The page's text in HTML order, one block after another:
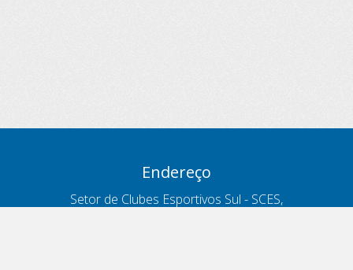
Endereço
Setor de Clubes Esportivos Sul - SCES,